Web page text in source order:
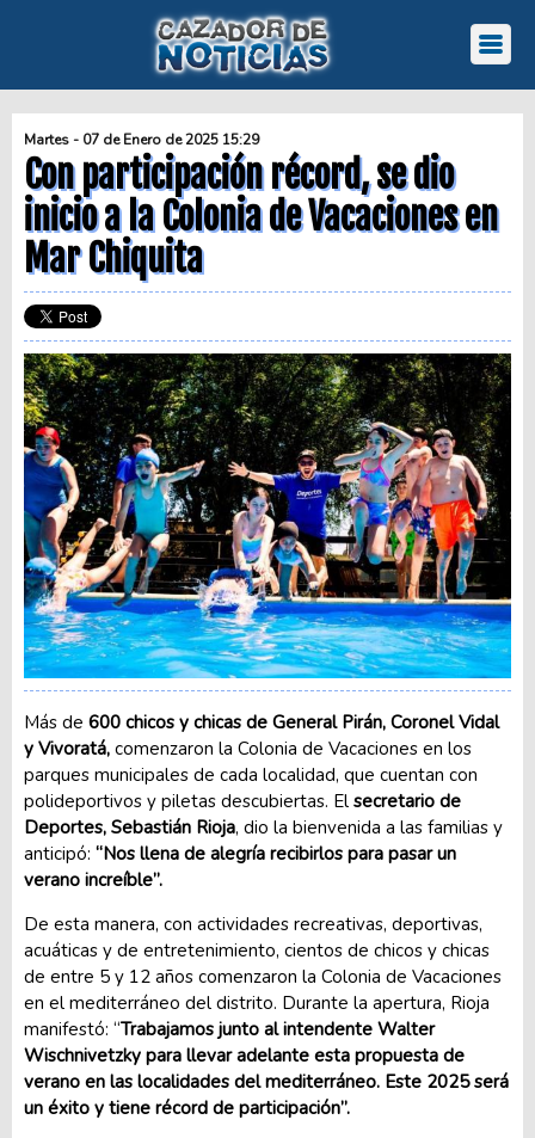
Martes - 07 de Enero de 2025 15:29
Con participación récord, se dio
inicio a la Colonia de Vacaciones en
Mar Chiquita
Más de 600 chicos y chicas de General Pirán, Coronel Vidal
y Vivoratá, comenzaron la Colonia de Vacaciones en los
parques municipales de cada localidad, que cuentan con
polideportivos y piletas descubiertas. El secretario de
Deportes, Sebastián Rioja, dio la bienvenida a las familias y
anticipó: “Nos llena de alegría recibirlos para pasar un
verano increíble”.
De esta manera, con actividades recreativas, deportivas,
acuáticas y de entretenimiento, cientos de chicos y chicas
de entre 5 y 12 años comenzaron la Colonia de Vacaciones
en el mediterráneo del distrito. Durante la apertura, Rioja
manifestó: “Trabajamos junto al intendente Walter
Wischnivetzky para llevar adelante esta propuesta de
verano en las localidades del mediterráneo. Este 2025 será
un éxito y tiene récord de participación”.